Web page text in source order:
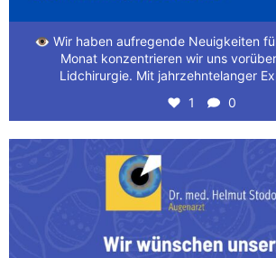
👁️ Wir haben aufregende Neuigkeiten
Monat konzentrieren wir uns
Lidchirurgie. Mit jahrzehntelanger
1 0
Wir wünschen unseren Patienten und